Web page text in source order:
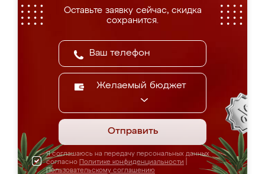
Оставьте заявку сейчас, скидка
сохранится.
Желаемый бюджет
Отправить
Я соглашаюсь на передачу персональных данных
согласно Политике конфиденциальности
Пользовательскому соглашению